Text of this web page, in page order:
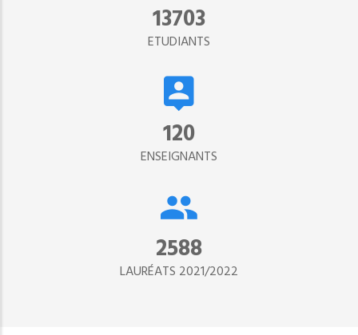
15302
ETUDIANTS
134
ENSEIGNANTS
2890
LAURÉATS 2021/2022